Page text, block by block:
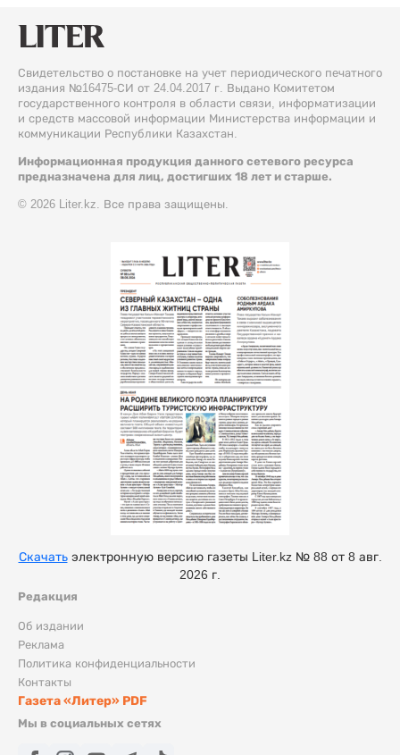
Свидетельство о постановке на учет периодического печатного
издания №16475-СИ от 24.04.2017 г. Выдано Комитетом
государственного контроля в области связи, информатизации
и средств массовой информации Министерства информации и
коммуникации Республики Казахстан.
Информационная продукция данного сетевого ресурса
предназначена для лиц, достигших 18 лет и старше.
© 2026 Liter.kz. Все права защищены.
Редакция
Об издании
Реклама
Политика конфиденциальности
Контакты
Газета «Литер» PDF
Мы в социальных сетях
Скачатьэлектронную версию газеты Liter.kz № 88 от 8 авг.
2026 г.